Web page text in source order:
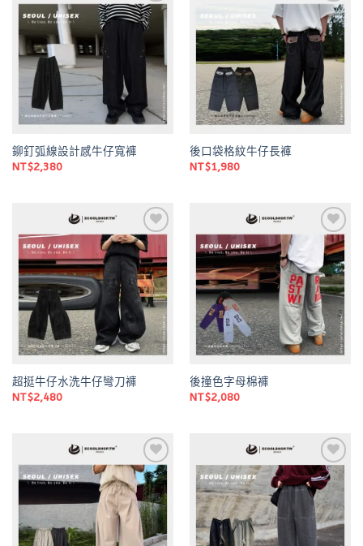
Add to
wishlist
鉚釘弧線設計感牛仔寬褲
NT$2,380
Add to
wishlist
後口袋格紋牛仔長褲
NT$1,980
Add to
wishlist
超挺牛仔水洗牛仔彎刀褲
NT$2,480
Add to
wishlist
後撞色字母棉褲
NT$2,080
Add to
wishlist
Add to
wishlist